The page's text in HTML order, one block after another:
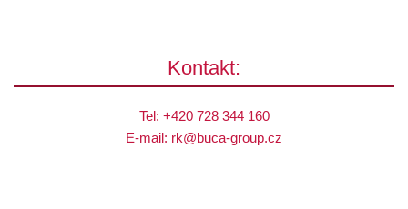
Kontakt:
Tel: +420 728 344 160
E-mail: rk@buca-group.cz